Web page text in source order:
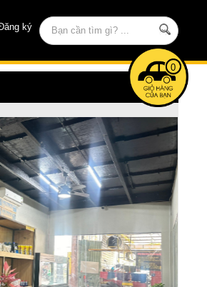
ký
0